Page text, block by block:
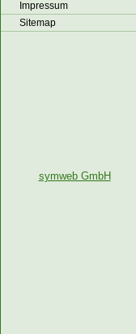
Impressum
Sitemap
symweb GmbH